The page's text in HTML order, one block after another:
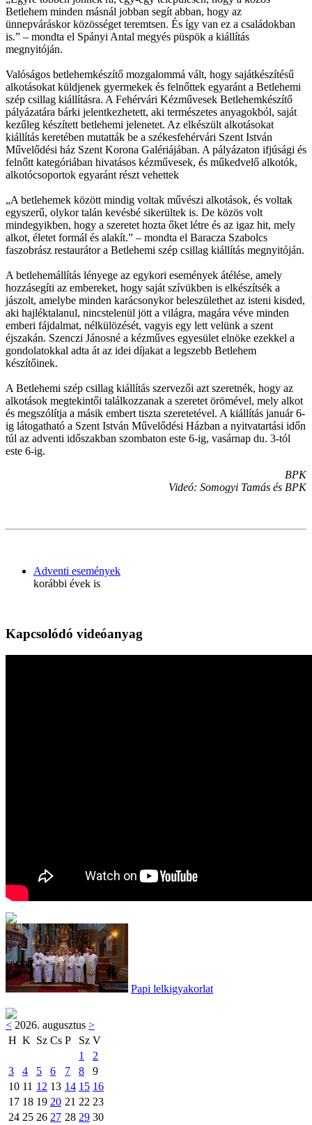
Betlehem minden másnál jobban segít abban, hogy az
ünnepváráskor közösséget teremtsen. És így van ez a családokban
is.” – mondta el Spányi Antal megyés püspök a kiállítás
megnyitóján.
Valóságos betlehemkészítő mozgalommá vált, hogy sajátkészítésű
alkotásokat küldjenek gyermekek és felnőttek egyaránt a Betlehemi
szép csillag kiállításra. A Fehérvári Kézművesek Betlehemkészítő
pályázatára bárki jelentkezhetett, aki természetes anyagokból, saját
kezűleg készített betlehemi jelenetet. Az elkészült alkotásokat
kiállítás keretében mutatták be a székesfehérvári Szent István
Művelődési ház Szent Korona Galériájában. A pályázaton ifjúsági és
felnőtt kategóriában hivatásos kézművesek, és műkedvelő alkotók,
alkotócsoportok egyaránt részt vehettek
„A betlehemek között mindig voltak művészi alkotások, és voltak
egyszerű, olykor talán kevésbé sikerültek is. De közös volt
mindegyikben, hogy a szeretet hozta őket létre és az igaz hit, mely
alkot, életet formál és alakít.” – mondta el Baracza Szabolcs
faszobrász restaurátor a Betlehemi szép csillag kiállítás megnyitóján.
A betlehemállítás lényege az egykori események átélése, amely
hozzásegíti az embereket, hogy saját szívükben is elkészítsék a
jászolt, amelybe minden karácsonykor beleszülethet az isteni kisded,
aki hajléktalanul, nincstelenül jött a világra, magára véve minden
emberi fájdalmat, nélkülözését, vagyis egy lett velünk a szent
éjszakán. Szenczi Jánosné a kézműves egyesület elnöke ezekkel a
gondolatokkal adta át az idei díjakat a legszebb Betlehem
készítőinek.
A Betlehemi szép csillag kiállítás szervezői azt szeretnék, hogy az
alkotások megtekintői találkozzanak a szeretet örömével, mely alkot
és megszólítja a másik embert tiszta szeretetével. A kiállítás január 6-
ig látogatható a Szent István Művelődési Házban a nyitvatartási időn
túl az adventi időszakban szombaton este 6-ig, vasárnap du. 3-tól
este 6-ig.
BPK
Videó: Somogyi Tamás és BPK
Adventi események
korábbi évek is
Kapcsolódó videóanyag
Papi lelkigyakorlat
< 2026. augusztus >
H K Sz Cs P Sz V
1
2
3
4 5 6 7 8
9
10 11 12 13 14 15 16
17 18 19 20 21 22 23
24 25 26 27 28 29 30